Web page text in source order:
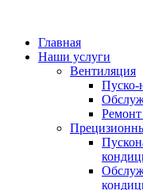
Главная
Наши услуги
Вентиляция
Пуско-